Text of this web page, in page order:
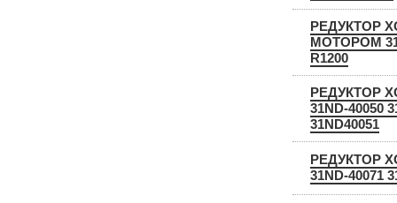
РЕДУКТОР
МОТОРОМ
R1200
РЕДУКТОР
31ND-40050
31ND40051
РЕДУКТОР
31ND-40071